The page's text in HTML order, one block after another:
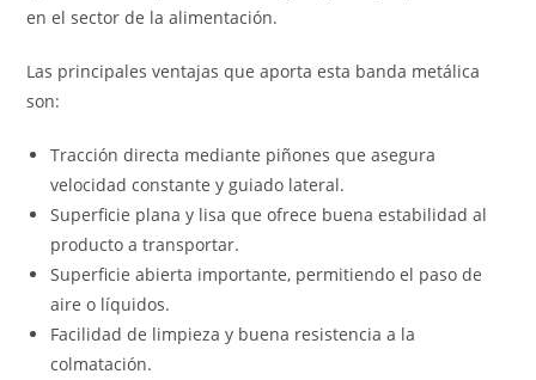
en el sector de la alimentación.
Las principales ventajas que aporta esta banda metálica
son:
Tracción directa mediante piñones que asegura
velocidad constante y guiado lateral.
Superficie plana y lisa que ofrece buena estabilidad al
producto a transportar.
Superficie abierta importante, permitiendo el paso de
aire o líquidos.
Facilidad de limpieza y buena resistencia a la
colmatación.